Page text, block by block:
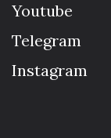
Youtube
Telegram
Instagram